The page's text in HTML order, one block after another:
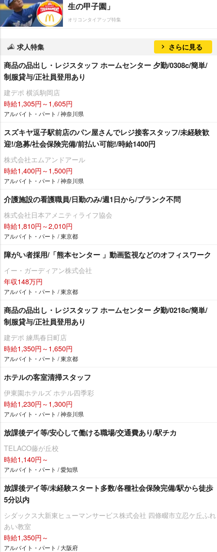
生の甲子園」
オリコンタイアップ特集
求人特集 さらに見る
商品の品出し・レジスタッフ ホームセンター 夕勤/0308c/簡単/
制服貸与/正社員登用あり
建デポ 横浜駒岡店
時給1,305円～1,605円
アルバイト・パート / 神奈川県
スズキヤ逗子駅前店のパン屋さんでレジ接客スタッフ/未経験歓
迎!/急募/社会保険完備/前払い可能!/時給1400円
株式会社エムアンドアール
時給1,400円～1,500円
アルバイト・パート / 神奈川県
介護施設の看護職員/日勤のみ/週1日から/ブランク不問
株式会社日本アメニティライフ協会
時給1,810円～2,010円
アルバイト・パート / 東京都
障がい者採用/「熊本センター 」動画監視などのオフィスワーク
イー・ガーディアン株式会社
年収148万円
アルバイト・パート / 東京都
商品の品出し・レジスタッフ ホームセンター 夕勤/0218c/簡単/
制服貸与/正社員登用あり
建デポ 練馬春日町店
時給1,350円～1,650円
アルバイト・パート / 東京都
ホテルの客室清掃スタッフ
伊東園ホテルズ ホテル四季彩
時給1,230円～1,300円
アルバイト・パート / 神奈川県
放課後デイ等/安心して働ける職場/交通費あり/駅チカ
TELACO藤が丘校
時給1,140円～
アルバイト・パート / 愛知県
放課後デイ等/未経験スタート多数/各種社会保険完備/駅から徒歩
5分以内
シダックス大新東ヒューマンサービス株式会社 四條畷市立忍ケ丘ふれ
あい教室
時給1,350円～
アルバイト・パート / 大阪府